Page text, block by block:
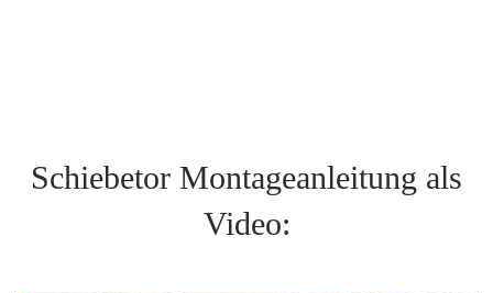
Schiebetor Montageanleitung als
Video: